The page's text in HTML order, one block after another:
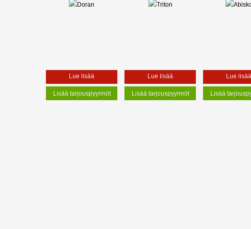
Lue lisää Lue lisää Lue lisää